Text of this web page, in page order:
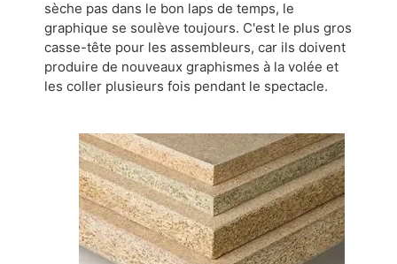
sèche pas dans le bon laps de temps, le
graphique se soulève toujours. C'est le plus gros
casse-tête pour les assembleurs, car ils doivent
produire de nouveaux graphismes à la volée et
les coller plusieurs fois pendant le spectacle.